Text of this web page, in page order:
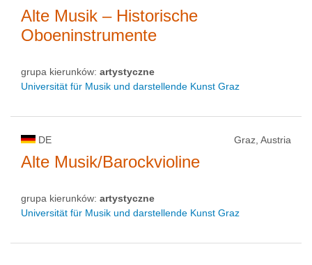
Alte Musik – Historische
Oboeninstrumente
grupa kierunków: artystyczne
Universität für Musik und darstellende Kunst Graz
DE Graz, Austria
Alte Musik/Barockvioline
grupa kierunków: artystyczne
Universität für Musik und darstellende Kunst Graz